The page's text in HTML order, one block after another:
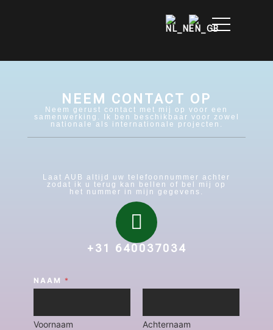
NEEM CONTACT OP
Neem gerust contact met mij op voor een
samenwerking. Ik ben beschikbaar voor zowel
nationale als internationale projecten.
Laat AUB altijd uw telefoonnummer achter
zodat ik u terug kan bellen of bel mij op
het nummer in mijn gegevens.
+31 640037034
NAAM *
Voornaam Achternaam